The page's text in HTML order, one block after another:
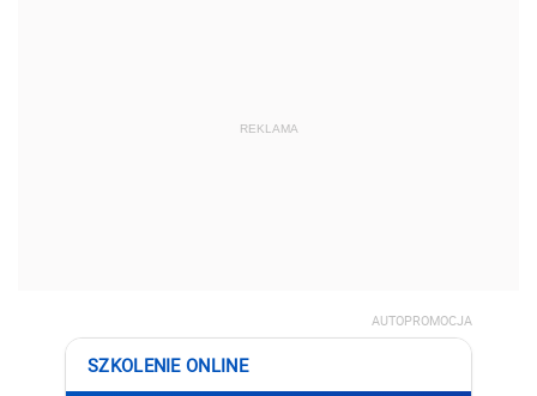
REKLAMA
AUTOPROMOCJA
SZKOLENIE ONLINE